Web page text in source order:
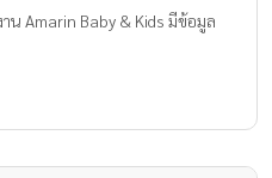
น Amarin Baby & Kids มีข้อมูล